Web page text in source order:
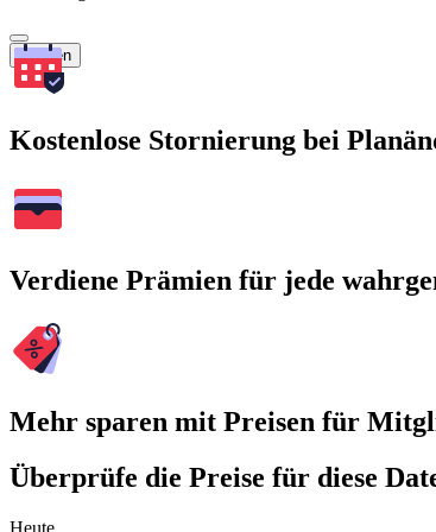
Suchen
Kostenlose Stornierung bei
Verdiene Prämien für jede
Mehr sparen mit Preisen für
Überprüfe die Preise für diese